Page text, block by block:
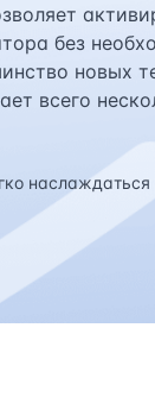
без
новых
всего
наслаждаться